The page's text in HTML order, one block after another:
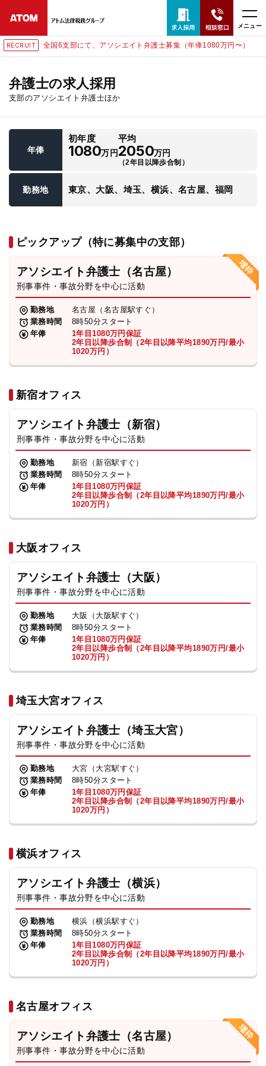
メニュー
RECRUIT 全国6支部にて、アソシエイト弁護士募集（年俸1080万円〜）
弁護士の求人採用
支部のアソシエイト弁護士ほか
年俸
初年度
1080万円
平均
2050万円
（2年目以降歩合制）
勤務地 東京、大阪、埼玉、横浜、名古屋、福岡
ピックアップ（特に募集中の支部）
アソシエイト弁護士（名古屋）
刑事事件・事故分野を中心に活動
勤務地
名古屋（名古屋駅すぐ）
業務時間
8時50分スタート
年俸
1年目1080万円保証
2年目以降歩合制（2年目以降平均1890万円/最小
1020万円）
新宿オフィス
アソシエイト弁護士（新宿）
刑事事件・事故分野を中心に活動
勤務地
新宿（新宿駅すぐ）
業務時間
8時50分スタート
年俸
1年目1080万円保証
2年目以降歩合制（2年目以降平均1890万円/最小
1020万円）
大阪オフィス
アソシエイト弁護士（大阪）
刑事事件・事故分野を中心に活動
勤務地
大阪（大阪駅すぐ）
業務時間
8時50分スタート
年俸
1年目1080万円保証
2年目以降歩合制（2年目以降平均1890万円/最小
1020万円）
埼玉大宮オフィス
アソシエイト弁護士（埼玉大宮）
刑事事件・事故分野を中心に活動
勤務地
大宮（大宮駅すぐ）
業務時間
8時50分スタート
年俸
1年目1080万円保証
2年目以降歩合制（2年目以降平均1890万円/最小
1020万円）
横浜オフィス
アソシエイト弁護士（横浜）
刑事事件・事故分野を中心に活動
勤務地
横浜（横浜駅すぐ）
業務時間
8時50分スタート
年俸
1年目1080万円保証
2年目以降歩合制（2年目以降平均1890万円/最小
1020万円）
名古屋オフィス
アソシエイト弁護士（名古屋）
刑事事件・事故分野を中心に活動
24時間365日全国対応
無料相談窓口はこちら
弁護士・税理士
費用
求人採用
お知らせ
特設サイト
相談先情報サイト
法人グループ
プライバシーポリシー 利用規約
TikTok受賞 定義集 動画集